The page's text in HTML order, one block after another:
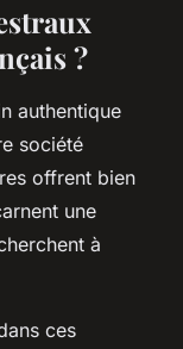
?
authentique
société
offrent bien
une
à
ces